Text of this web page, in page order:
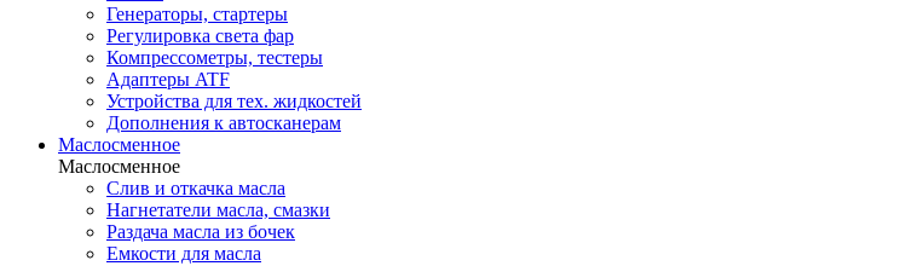
Генераторы, стартеры
Регулировка света фар
Компрессометры, тестеры
Адаптеры ATF
Устройства для тех. жидкостей
Дополнения к автосканерам
Маслосменное
Маслосменное
Слив и откачка масла
Нагнетатели масла, смазки
Раздача масла из бочек
Емкости для масла